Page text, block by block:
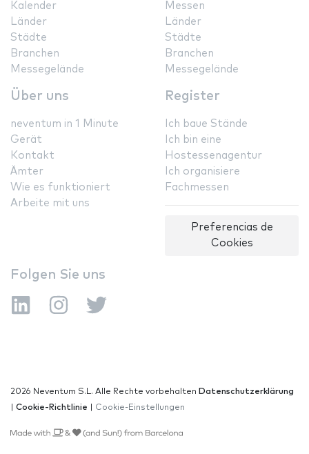
Kalender
Länder
Städte
Branchen
Messegelände
Messen
Länder
Städte
Branchen
Messegelände
Über uns
neventum in 1 Minute
Gerät
Kontakt
Ämter
Wie es funktioniert
Arbeite mit uns
Register
Ich baue Stände
Ich bin eine
Hostessenagentur
Ich organisiere
Fachmessen
Preferencias de
Cookies
Folgen Sie uns
2026 Neventum S.L. Alle Rechte vorbehalten Datenschutzerklärung
Cookie-Richtlinie Cookie-Einstellungen